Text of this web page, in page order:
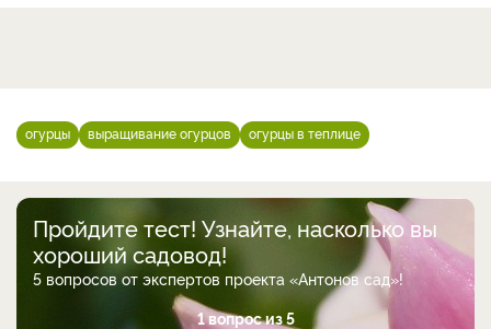
огурцы выращивание огурцов огурцы в теплице
Пройдите тест! Узнайте, насколько вы
хороший садовод!
5 вопросов от экспертов проекта «Антонов сад»!
1 вопрос из 5